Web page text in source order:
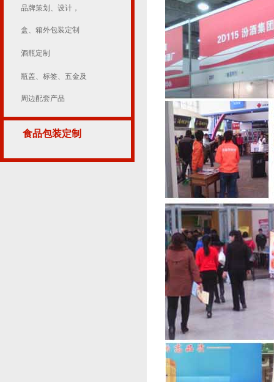
品牌策划、设计，
盒、箱外包装定制
酒瓶定制
瓶盖、标签、五金及
周边配套产品
食品包装定制